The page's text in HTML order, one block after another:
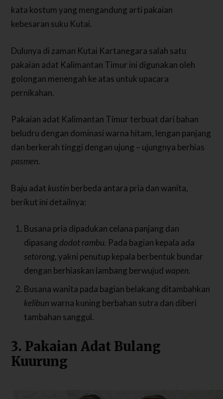
kata kostum yang mengandung arti pakaian
kebesaran suku Kutai.
Dulunya di zaman Kutai Kartanegara salah satu
pakaian adat Kalimantan Timur ini digunakan oleh
golongan menengah ke atas untuk upacara
pernikahan.
Pakaian adat Kalimantan Timur terbuat dari bahan
beludru dengan dominasi warna hitam, lengan panjang
dan berkerah tinggi dengan ujung – ujungnya berhias
pasmen.
Baju adat kustin berbeda antara pria dan wanita,
berikut ini detailnya:
Busana pria dipadukan celana panjang dan
dipasangdodot rambu. Pada bagian kepala ada
setorong, yakni penutup kepala berbentuk bundar
dengan berhiaskan lambang berwujud wapen.
Busana wanita pada bagian belakang ditambahkan
kelibunwarna kuning berbahan sutra dan diberi
tambahan sanggul.
3. Pakaian Adat Bulang
Kuurung